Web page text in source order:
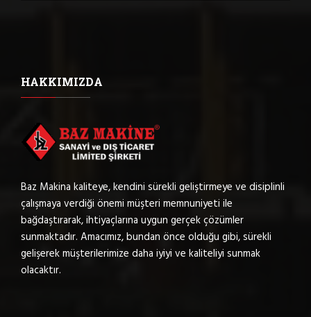
HAKKIMIZDA
Baz Makina kaliteye, kendini sürekli geliştirmeye ve disiplinli
çalışmaya verdiği önemi müşteri memnuniyeti ile
bağdaştırarak, ihtiyaçlarına uygun gerçek çözümler
sunmaktadır. Amacımız, bundan önce olduğu gibi, sürekli
gelişerek müşterilerimize daha iyiyi ve kaliteliyi sunmak
olacaktır.